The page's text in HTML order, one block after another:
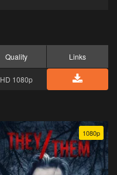
Quality Links
HD 1080p
1080p